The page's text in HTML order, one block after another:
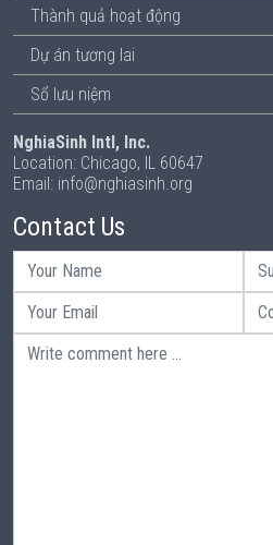
Thành quả hoạt động
Dự án tương lai
Sổ lưu niệm
NghiaSinh Intl, Inc.
Location: Chicago, IL 60647
Email: info@nghiasinh.org
Contact Us